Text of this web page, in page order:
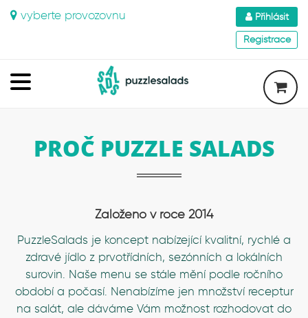
vyberte provozovnu
Přihlásit
Registrace
PROČ PUZZLE SALADS
Založeno v roce 2014
PuzzleSalads je koncept nabízející kvalitní, rychlé a
zdravé jídlo z prvotřídních, sezónních a lokálních
surovin. Naše menu se stále mění podle ročního
období a počasí. Nenabízíme jen množství receptur
na salát, ale dáváme Vám možnost rozhodovat do